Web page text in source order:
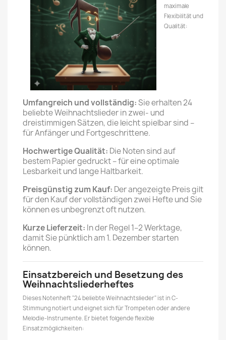
maximale
Flexibilität und
Qualität:
Umfangreich und vollständig:Sie erhalten 24
beliebte Weihnachtslieder in zwei- und
dreistimmigen Sätzen, die leicht spielbar sind –
für Anfänger und Fortgeschrittene.
Hochwertige Qualität: Die Noten sind auf
bestem Papier gedruckt – für eine optimale
Lesbarkeit und lange Haltbarkeit.
Preisgünstig zum Kauf: Der angezeigte Preis gilt
für den Kauf der vollständigen zwei Hefte und Sie
können es unbegrenzt oft nutzen.
Kurze Lieferzeit: In der Regel 1–2 Werktage,
damit Sie pünktlich am 1. Dezember starten
können.
Einsatzbereich und Besetzung des
Weihnachtsliederheftes
Dieses Notenheft "24 beliebte Weihnachtslieder" ist in C-
Stimmung notiert und eignet sich für Trompeten oder andere
Melodie-Instrumente. Er bietet folgende flexible
Einsatzmöglichkeiten: